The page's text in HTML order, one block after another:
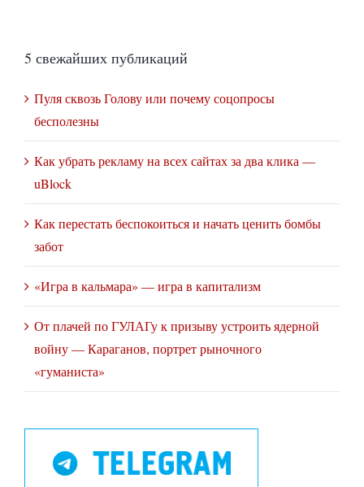
5 свежайших публикаций
Пуля сквозь Голову или почему соцопросы
бесполезны
Как убрать рекламу на всех сайтах за два клика —
uBlock
Как перестать беспокоиться и начать ценить бомбы
забот
«Игра в кальмара» — игра в капитализм
От плачей по ГУЛАГу к призыву устроить ядерной
войну — Караганов, портрет рыночного
«гуманиста»